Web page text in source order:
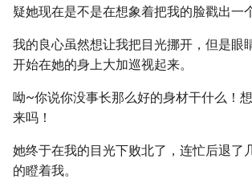
疑她现在是不是在想象着把我的脸戳出一
我的良心虽然想让我把目光挪开，但是眼
开始在她的身上大加巡视起来。
呦~你说你没事长那么好的身材干什么！
来吗！
她终于在我的目光下败北了，连忙后退了
的瞪着我。